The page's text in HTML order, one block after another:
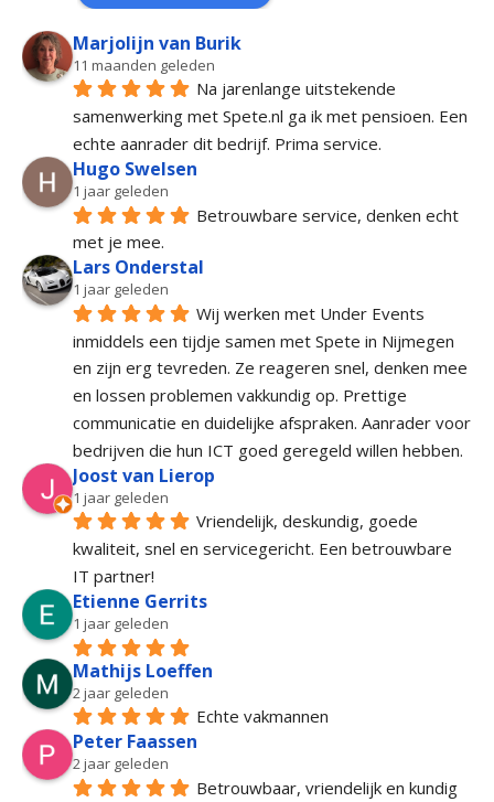
Marjolijn van Burik
11 maanden geleden
Na jarenlange uitstekende
samenwerking met Spete.nl ga ik met pensioen. Een
echte aanrader dit bedrijf. Prima service.
Hugo Swelsen
1 jaar geleden
Betrouwbare service, denken echt
met je mee.
Lars Onderstal
1 jaar geleden
Wij werken met Under Events
inmiddels een tijdje samen met Spete in Nijmegen
en zijn erg tevreden. Ze reageren snel, denken mee
en lossen problemen vakkundig op. Prettige
communicatie en duidelijke afspraken. Aanrader voor
bedrijven die hun ICT goed geregeld willen hebben.
Joost van Lierop
1 jaar geleden
Vriendelijk, deskundig, goede
kwaliteit, snel en servicegericht. Een betrouwbare
IT partner!
Etienne Gerrits
1 jaar geleden
Mathijs Loeffen
2 jaar geleden
Echte vakmannen
Peter Faassen
2 jaar geleden
Betrouwbaar, vriendelijk en kundig